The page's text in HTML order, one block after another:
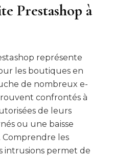
Prestashop à
représente
les boutiques en
de nombreux e-
confrontés à
de leurs
ou une baisse
les
intrusions permet de